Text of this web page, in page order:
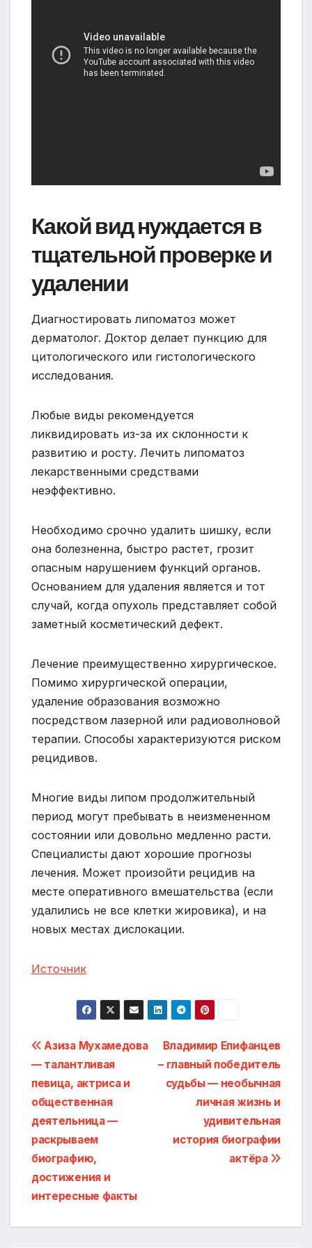
Какой вид нуждается в
тщательной проверке и
удалении
Диагностировать липоматоз может
дерматолог. Доктор делает пункцию для
цитологического или гистологического
исследования.
Любые виды рекомендуется
ликвидировать из-за их склонности к
развитию и росту. Лечить липоматоз
лекарственными средствами
неэффективно.
Необходимо срочно удалить шишку, если
она болезненна, быстро растет, грозит
опасным нарушением функций органов.
Основанием для удаления является и тот
случай, когда опухоль представляет собой
заметный косметический дефект.
Лечение преимущественно хирургическое.
Помимо хирургической операции,
удаление образования возможно
посредством лазерной или радиоволновой
терапии. Способы характеризуются риском
рецидивов.
Многие виды липом продолжительный
период могут пребывать в неизмененном
состоянии или довольно медленно расти.
Специалисты дают хорошие прогнозы
лечения. Может произойти рецидив на
месте оперативного вмешательства (если
удалились не все клетки жировика), и на
новых местах дислокации.
Источник
Навигация
по
записям
Владимир Епифанцев
– главный победитель
судьбы — необычная
личная жизнь и
удивительная
история биографии
актёра
Азиза Мухамедова
— талантливая
певица, актриса и
общественная
деятельница —
раскрываем
биографию,
достижения и
интересные факты